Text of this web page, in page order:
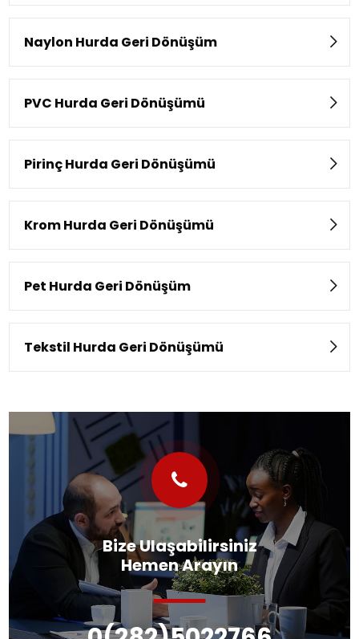
Naylon Hurda Geri Dönüşüm
PVC Hurda Geri Dönüşümü
Pirinç Hurda Geri Dönüşümü
Krom Hurda Geri Dönüşümü
Pet Hurda Geri Dönüşüm
Tekstil Hurda Geri Dönüşümü
Bize Ulaşabilirsiniz
Hemen Arayın